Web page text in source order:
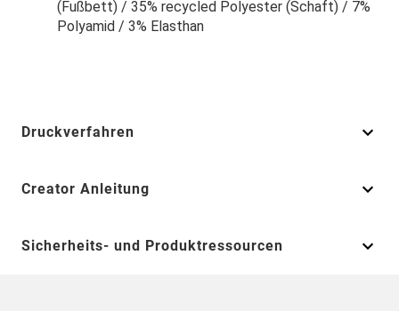
(Fußbett) / 35% recycled Polyester (Schaft) / 7%
Polyamid / 3% Elasthan
Druckverfahren
Creator Anleitung
Sicherheits- und Produktressourcen